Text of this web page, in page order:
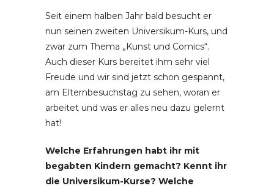
Seit einem halben Jahr bald besucht er
nun seinen zweiten Universikum-Kurs, und
zwar zum Thema „Kunst und Comics“.
Auch dieser Kurs bereitet ihm sehr viel
Freude und wir sind jetzt schon gespannt,
am Elternbesuchstag zu sehen, woran er
arbeitet und was er alles neu dazu gelernt
hat!
Welche Erfahrungen habt ihr mit
begabten Kindern gemacht? Kennt ihr
die Universikum-Kurse? Welche